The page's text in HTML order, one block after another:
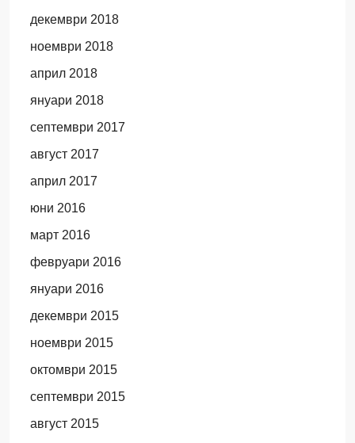
декември 2018
ноември 2018
април 2018
януари 2018
септември 2017
август 2017
април 2017
юни 2016
март 2016
февруари 2016
януари 2016
декември 2015
ноември 2015
октомври 2015
септември 2015
август 2015